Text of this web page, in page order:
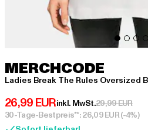
MERCHCODE
Ladies Break The Rules Oversized
26,99 EUR
Derzeitiger Preis: 26,99 EUR
inkl. MwSt.29,99 EUR
30-Tage-Bestpreis**: 26,09 EUR(-4%)